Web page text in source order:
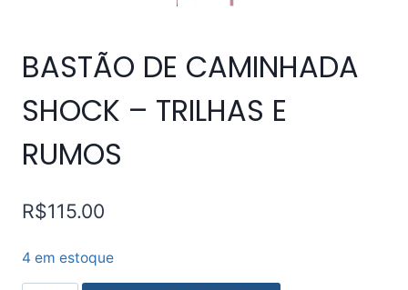
BASTÃO DE CAMINHADA
SHOCK – TRILHAS E
RUMOS
R$115.00
4 em estoque